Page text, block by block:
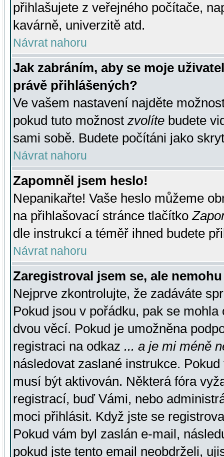
přihlašujete z veřejného počítače,
kavárně, univerzitě atd.
Návrat nahoru
Jak zabráním, aby se moje
právě přihlášených?
Ve vašem nastavení najděte
pokud tuto možnost zvolíte budete
sami sobě. Budete počítáni jako
Návrat nahoru
Zapomněl jsem heslo!
Nepanikařte! Vaše heslo můžeme
na přihlašovací stránce tlačítko
dle instrukcí a téměř ihned budete
Návrat nahoru
Zaregistroval jsem se, ale
Nejprve zkontrolujte, že zadáváte
Pokud jsou v pořádku, pak se
dvou věcí. Pokud je umožněna
registraci na odkaz ... a je mi méně
následovat zaslané instrukce.
musí být aktivován. Některá fóra
registrací, buď Vámi, nebo
moci přihlásit. Když jste se
Pokud vám byl zaslán e-mail,
pokud jste tento email neobdrželi,